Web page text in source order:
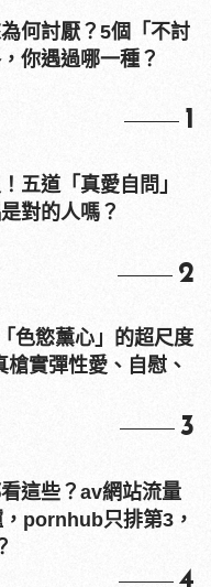
何討厭？5個「不討
你遇過哪一種？
1
五道「真愛自問」
對的人嗎？
2
色慾薰心」的超尺度
槍實彈性愛、自慰、
3
這些？av網站流量
pornhub只排第3，